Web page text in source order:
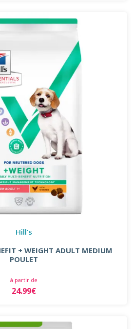
Hill's
+ WEIGHT ADULT MEDIUM
POULET
à partir de
24.99€